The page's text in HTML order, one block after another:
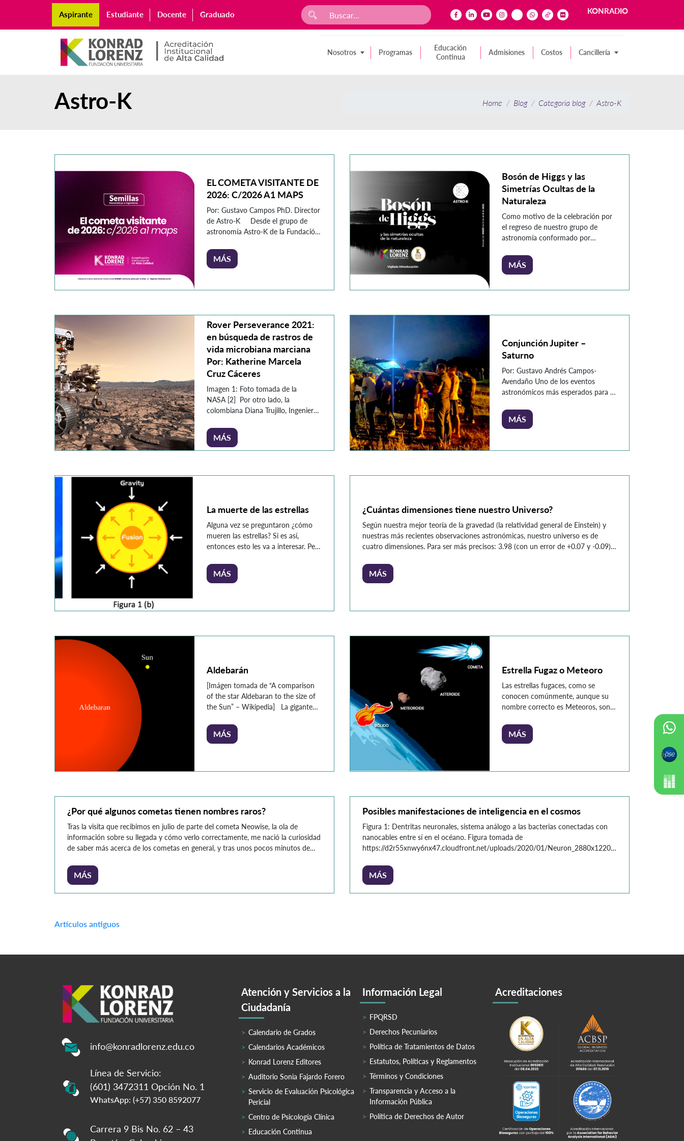
Aspirante Estudiante Docente Graduado KONRADIO
Nosotros Programas
Educación
Continua
Admisiones Costos Cancillería
Astro-K Home Blog Categoria blog Astro-K
EL COMETA VISITANTE DE
2026: C/2026 A1 MAPS
Por: Gustavo Campos PhD. Director
de Astro-K Desde el grupo de
astronomía Astro-K de la Fundación
presentamos un análisis detallado
sobre el cometa C/2026 A1 MAPS.
debido a su trayectoria […]
MÁS
Bosón de Higgs y las
Simetrías Ocultas de la
Naturaleza
Como motivo de la celebración por
el regreso de nuestro grupo de
astronomía conformado por
grupo de divulgación científica
Astro-K 2.0 vuelve a invitar a la
hablemos un poco de la ciencia de
actividad en torno a la reactivación
MÁS
Rover Perseverance 2021:
en búsqueda de rastros de
vida microbiana marciana
Por: Katherine Marcela
Cruz Cáceres
Imagen 1: Foto tomada de la
NASA [2] Por otro lado, la
colombiana Diana Trujillo, Ingeniera
de las 15 personas responsables en
el desarrollo de los instrumentos
claves del vehículo, como los brazos
de la tierra marciana. Llegó a la
MÁS
Conjunción Jupiter –
Saturno
Por: Gustavo Andrés Campos-
Avendaño Uno de los eventos
astronómicos más esperados para el
año 2020 (y no es precisamente la
estrella de Belén) es la conjunción de
MÁS
La muerte de las estrellas
Alguna vez se preguntaron ¿cómo
mueren las estrellas? Si es así,
entonces esto les va a interesar. Pero
estrellas? Una estrella es una esfera
luminosa de gas, mayormente de
fusiones termonucleares y su propia
MÁS
¿Cuántas dimensiones tiene nuestro Universo?
Según nuestra mejor teoría de la gravedad (la relatividad general de Einstein) y
nuestras más recientes observaciones astronómicas, nuestro universo es de
cuatro dimensiones. Para ser más precisos: 3.98 (con un error de +0.07 y -0.09)
párrafo, reflexione sobre cómo se podría realizar […]
MÁS
Aldebarán
[Imágen tomada de “A comparison
of the star Aldebaran to the size of
the Sun” – Wikipedia] La gigante
diversas teorías de conspiración y de
historias de ciencia ficción en las
estrella. Entre estas historias de […]
MÁS
Estrella Fugaz o Meteoro
Las estrellas fugaces, como se
conocen comúnmente, aunque su
nombre correcto es Meteoros, son
en un meteoroide, sea este una
partícula de hielo y polvo o rocas,
o resto de la formación del Sistema
MÁS
¿Por qué algunos cometas tienen nombres raros?
Tras la visita que recibimos en julio de parte del cometa Neowise, la ola de
información sobre su llegada y cómo verlo correctamente, me nació la curiosidad
de saber más acerca de los cometas en general, y tras unos pocos minutos de
MÁS
Posibles manifestaciones de inteligencia en el cosmos
Figura 1: Dentritas neuronales, sistema análogo a las bacterias conectadas con
nanocables entre sí en el océano. Figura tomada de
https://d2r55xnwy6nx47.cloudfront.net/uploads/2020/01/Neuron_2880x1220_Lede_HPA.jpg
vida presentes en nuestro entorno: desde todas las personas que nos
encontramos diariamente hasta algunos animales y plantas que pueblan nuestras
ciudades. Sin […]
MÁS
Navegación
Artículos antiguos
info@konradlorenz.edu.co
Línea de Servicio:
(601) 3472311 Opción No. 1
WhatsApp: (+57) 350 8592077
Carrera 9 Bis No. 62 – 43
Atención y Servicios a la
Ciudadanía
Calendario de Grados
Calendarios Académicos
Konrad Lorenz Editores
Auditorio Sonia Fajardo Forero
Servicio de Evaluación Psicológica
Pericial
Centro de Psicología Clínica
Educación Continua
Información Legal
FPQRSD
Derechos Pecuniarios
Política de Tratamientos de Datos
Estatutos, Políticas y Reglamentos
Términos y Condiciones
Transparencia y Acceso a la
Información Pública
Política de Derechos de Autor
Acreditaciones